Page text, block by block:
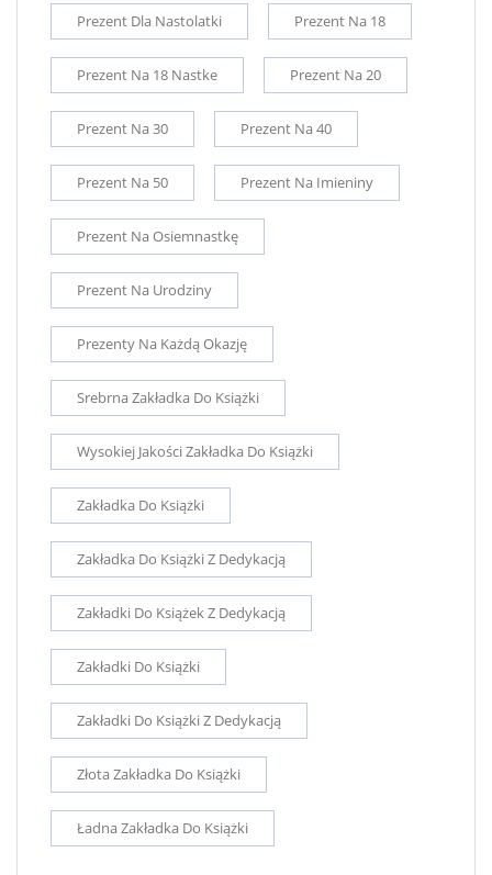
Prezent Dla Nastolatki Prezent Na 18
Prezent Na 18 Nastke Prezent Na 20
Prezent Na 30 Prezent Na 40
Prezent Na 50 Prezent Na Imieniny
Prezent Na Osiemnastkę
Prezent Na Urodziny
Prezenty Na Każdą Okazję
Srebrna Zakładka Do Książki
Wysokiej Jakości Zakładka Do Książki
Zakładka Do Książki
Zakładka Do Książki Z Dedykacją
Zakładki Do Książek Z Dedykacją
Zakładki Do Książki
Zakładki Do Książki Z Dedykacją
Złota Zakładka Do Książki
Ładna Zakładka Do Książki